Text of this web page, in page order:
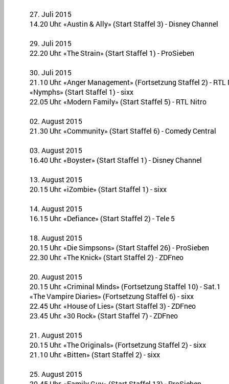
27. Juli 2015
14.20 Uhr: «Austin & Ally» (Start Staffel 3) - Disney Channel
29. Juli 2015
22.20 Uhr: «The Strain» (Start Staffel 1) - ProSieben
30. Juli 2015
21.10 Uhr: «Anger Management» (Fortsetzung Staffel 2) - RTL
«Nymphs» (Start Staffel 1) - sixx
22.05 Uhr: «Modern Family» (Start Staffel 5) - RTL Nitro
02. August 2015
21.30 Uhr: «Community» (Start Staffel 6) - Comedy Central
03. August 2015
16.40 Uhr: «Boyster» (Start Staffel 1) - Disney Channel
13. August 2015
20.15 Uhr: «iZombie» (Start Staffel 1) - sixx
14. August 2015
16.15 Uhr: «Defiance» (Start Staffel 2) - Tele 5
18. August 2015
20.15 Uhr: «Die Simpsons» (Start Staffel 26) - ProSieben
22.30 Uhr: «The Knick» (Start Staffel 2) - ZDFneo
20. August 2015
20.15 Uhr: «Criminal Minds» (Fortsetzung Staffel 10) - Sat.1
«The Vampire Diaries» (Fortsetzung Staffel 6) - sixx
22.45 Uhr: «House of Lies» (Start Staffel 3) - ZDFneo
23.45 Uhr: «30 Rock» (Start Staffel 7) - ZDFneo
21. August 2015
20.15 Uhr: «The Originals» (Fortsetzung Staffel 2) - sixx
21.10 Uhr: «Bitten» (Start Staffel 2) - sixx
25. August 2015